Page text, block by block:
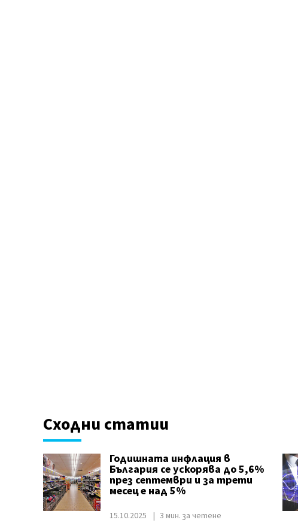
Сходни статии
Годишната инфлация в
България се ускорява до 5,6%
през септември и за трети
месец е над 5%
15.10.2025 3 мин. за четене